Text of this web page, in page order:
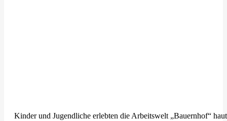
Kinder und Jugendliche erlebten die Arbeitswelt „Bauernhof“